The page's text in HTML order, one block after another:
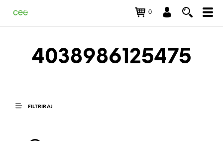
0
4038986125475
FILTRIRAJ